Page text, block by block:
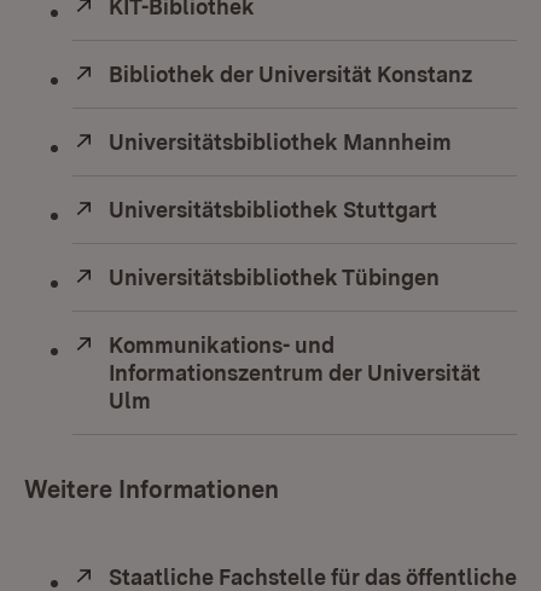
Extern:
KIT-Bibliothek
Extern:
Bibliothek der Universität Konstanz
Extern:
Universitätsbibliothek Mannheim
Extern:
Universitätsbibliothek Stuttgart
Extern:
Universitätsbibliothek Tübingen
Extern:
Kommunikations- und
Informationszentrum der Universität
Ulm
Weitere Informationen
Extern:
Staatliche Fachstelle für das öffentliche